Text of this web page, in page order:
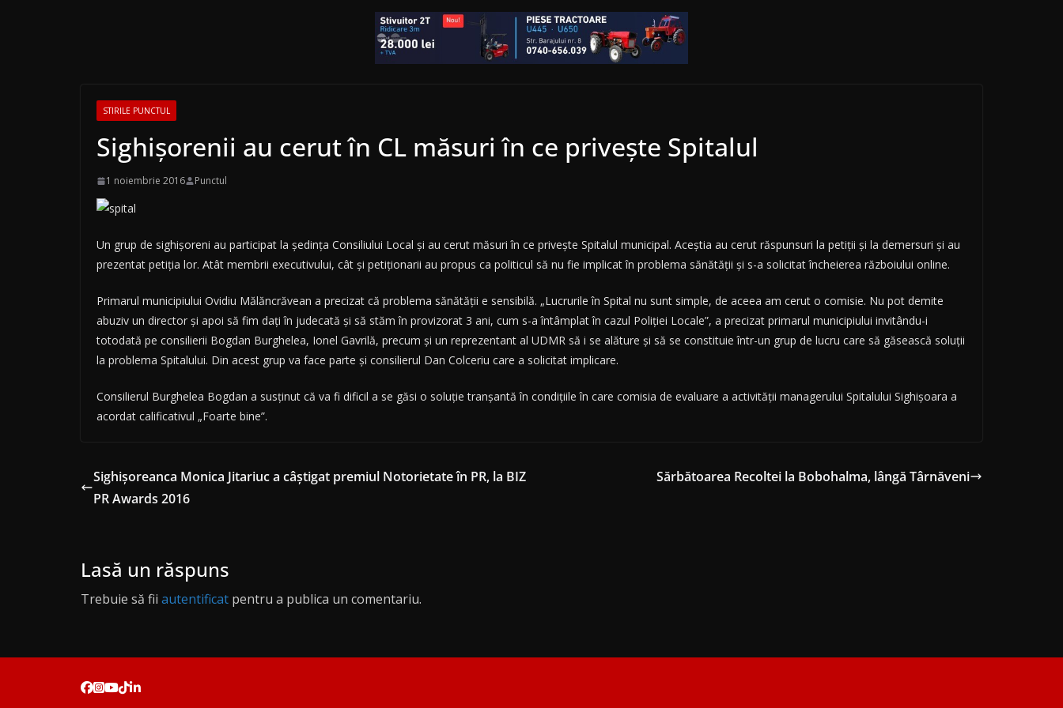
STIRILE PUNCTUL
Sighișorenii au cerut în CL măsuri în ce privește Spitalul
1 noiembrie 2016 Punctul
Un grup de sighișoreni au participat la ședința Consiliului Local și au cerut măsuri în ce privește Spitalul municipal. Aceștia au cerut răspunsuri la petiții și la demersuri și au
prezentat petiția lor. Atât membrii executivului, cât și petiționarii au propus ca politicul să nu fie implicat în problema sănătății și s-a solicitat încheierea războiului online.
Primarul municipiului Ovidiu Mălăncrăvean a precizat că problema sănătății e sensibilă. „Lucrurile în Spital nu sunt simple, de aceea am cerut o comisie. Nu pot demite
abuziv un director și apoi să fim dați în judecată și să stăm în provizorat 3 ani, cum s-a întâmplat în cazul Poliției Locale”, a precizat primarul municipiului invitându-i
totodată pe consilierii Bogdan Burghelea, Ionel Gavrilă, precum și un reprezentant al UDMR să i se alăture și să se constituie într-un grup de lucru care să găsească soluții
la problema Spitalului. Din acest grup va face parte și consilierul Dan Colceriu care a solicitat implicare.
Consilierul Burghelea Bogdan a susținut că va fi dificil a se găsi o soluție tranșantă în condițiile în care comisia de evaluare a activității managerului Spitalului Sighișoara a
acordat calificativul „Foarte bine”.
Sighișoreanca Monica Jitariuc a câștigat premiul Notorietate în PR, la BIZ
PR Awards 2016
Sărbătoarea Recoltei la Bobohalma, lângă Târnăveni
Lasă un răspuns
Trebuie să fii autentificat pentru a publica un comentariu.